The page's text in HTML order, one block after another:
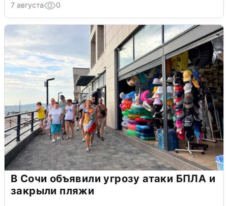
7 августа 0
В Сочи объявили угрозу атаки БПЛА и
закрыли пляжи